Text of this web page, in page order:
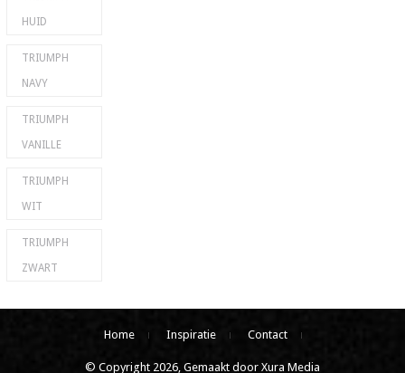
HUID
TRIUMPH
NAVY
TRIUMPH
VANILLE
TRIUMPH
WIT
TRIUMPH
ZWART
Home Inspiratie Contact
© Copyright 2026, Gemaakt door Xura Media